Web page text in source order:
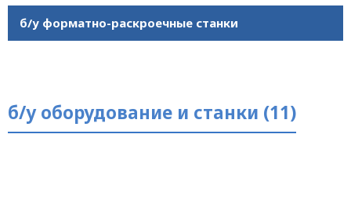
б/у форматно-раскроечные станки
б/у оборудование и станки (11)